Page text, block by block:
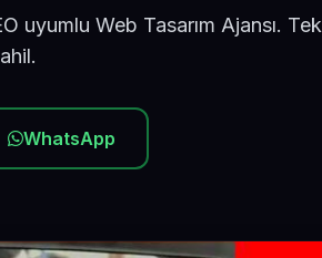
uyumlu Web Tasarım Ajansı. Tek
WhatsApp